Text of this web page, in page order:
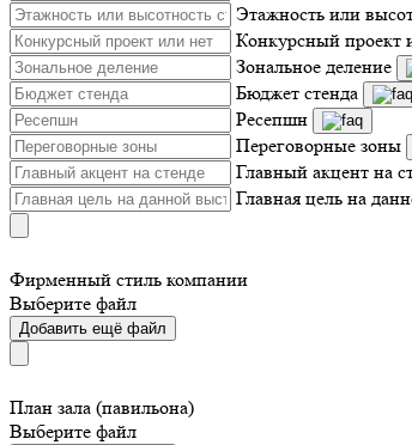
Этажность или
Конкурсный проект
Зональное деление
Бюджет стенда
Ресепшн
Переговорные зоны
Главный акцент на
Главная цель на
Фирменный стиль компании
Выберите файл
Добавить ещё файл
План зала (павильона)
Выберите файл